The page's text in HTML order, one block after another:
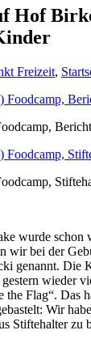
Hof
Freizeit,
wurde schon
wir bei der
genannt. Die
wieder
the Flag“. Das
Wir
Stiftehalter zu